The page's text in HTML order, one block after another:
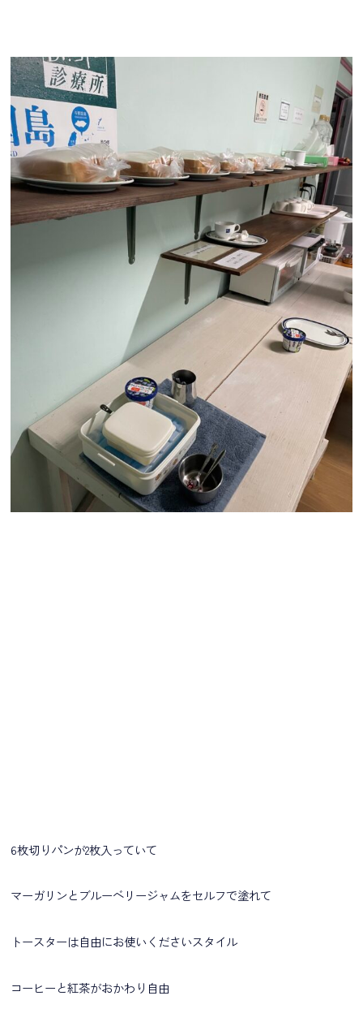
6枚切りパンが2枚入っていて
マーガリンとブルーベリージャムをセルフで塗れて
トースターは自由にお使いくださいスタイル
コーヒーと紅茶がおかわり自由